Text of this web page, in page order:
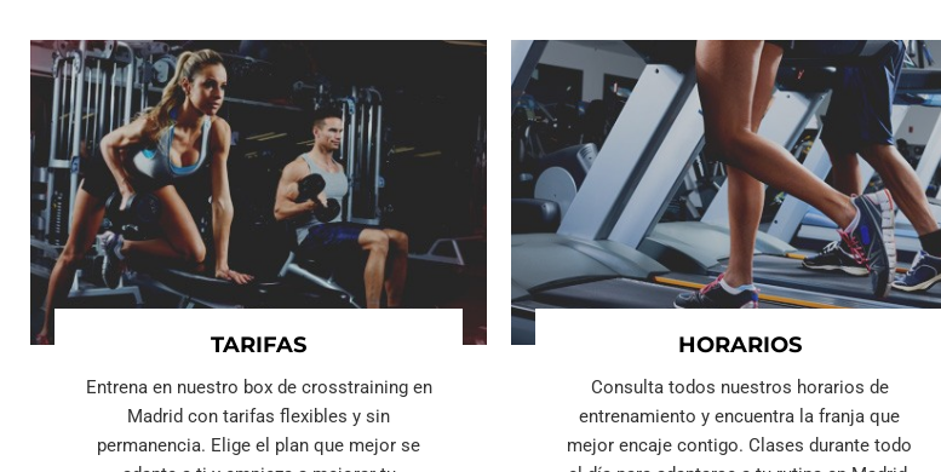
TARIFAS
Entrena en nuestro box de crosstraining en
Madrid con tarifas flexibles y sin
permanencia. Elige el plan que mejor se
HORARIOS
Consulta todos nuestros horarios de
entrenamiento y encuentra la franja que
mejor encaje contigo. Clases durante todo